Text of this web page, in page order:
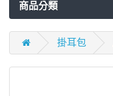
商品分類
掛耳包